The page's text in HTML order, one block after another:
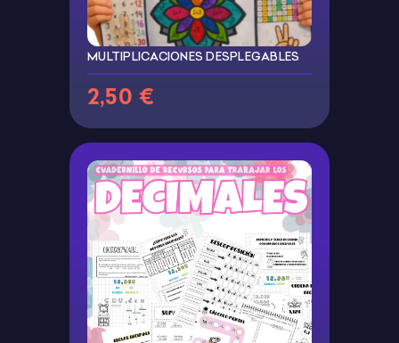
MULTIPLICACIONES DESPLEGABLES
2,50 €